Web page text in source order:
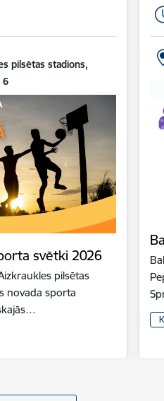
pilsētas stadions,
6
svētki 2026
pilsētas
novada sporta